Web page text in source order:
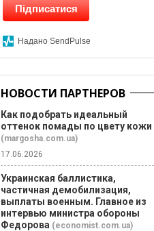
Підписатися
Надано SendPulse
НОВОСТИ ПАРТНЕРОВ
Как подобрать идеальный
оттенок помады по цвету кожи
(margosha.com.ua)
17.06.2026
Украинская баллистика,
частичная демобилизация,
выплаты военным. Главное из
интервью министра обороны
Федорова (economist.com.ua)